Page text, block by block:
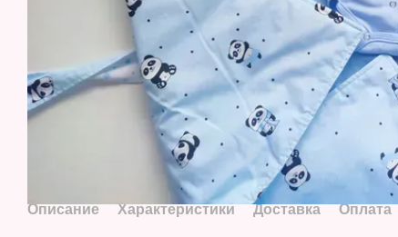
Описание Характеристики Доставка Оплата